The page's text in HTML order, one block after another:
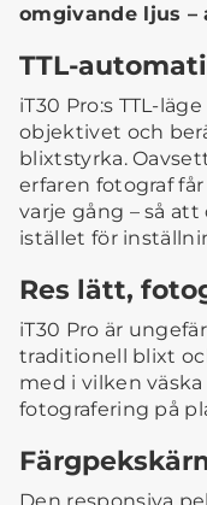
omgivande ljus
TTL-
iT30 Pro:s TTL-
objektivet och
blixtstyrka.
erfaren fotograf
varje gång – så
istället för
Res lätt,
iT30 Pro är
traditionell blixt
med i vilken
fotografering på